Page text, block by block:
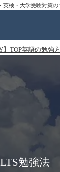
英検・大学受験対策の
】TOP英語の勉強
勉強法